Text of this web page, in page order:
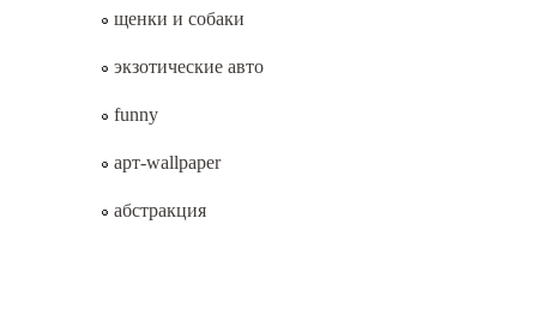
щенки и собаки
экзотические авто
funny
арт-wallpaper
абстракция